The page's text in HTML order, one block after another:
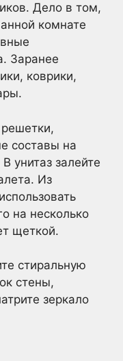
Дело в том,
комнате
Заранее
коврики,
составы на
унитаз залейте
Из
на несколько
щеткой.
стиральную
стены,
зеркало